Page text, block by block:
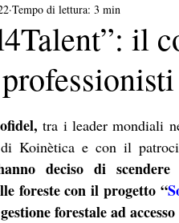
il
Tempo di lettura: 3 min
tra i leader mondiali
Koinètica e con il
deciso di
foreste con il progetto “
forestale ad